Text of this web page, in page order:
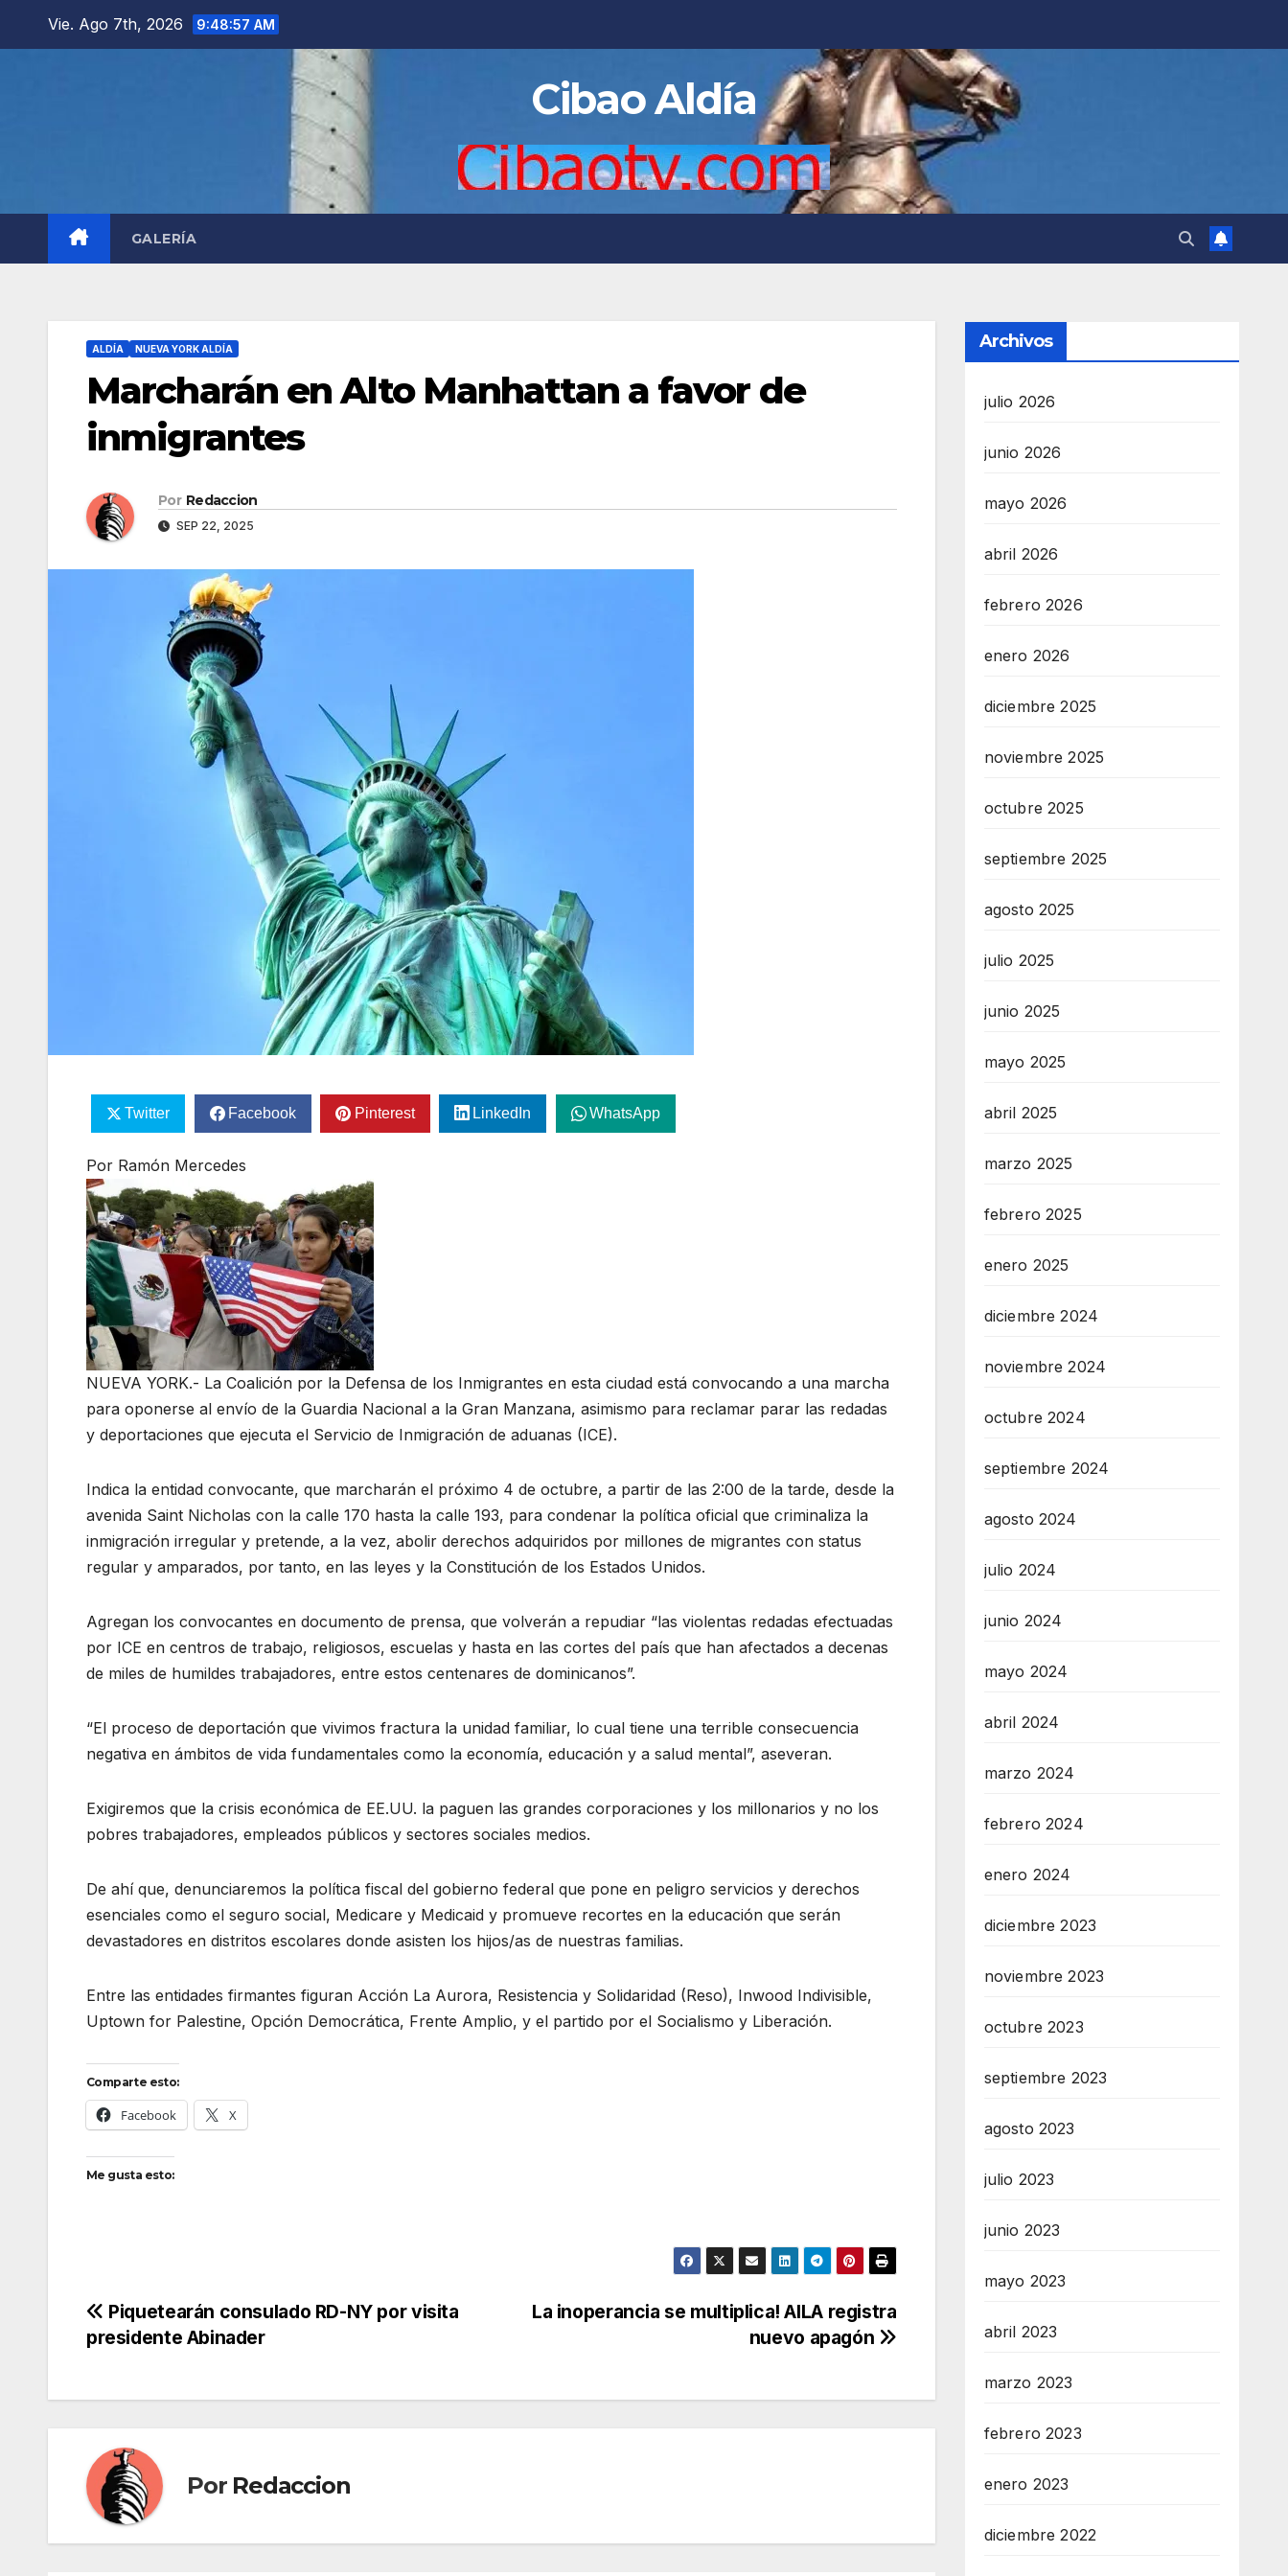
Vie. Ago 7th, 2026 9:48:58 AM
Cibao Aldía
GALERÍA
ALDÍA NUEVA YORK ALDÍA
Marcharán en Alto Manhattan a favor de
inmigrantes
Por Redaccion
SEP 22, 2025
Twitter Facebook Pinterest LinkedIn WhatsApp
Por Ramón Mercedes
NUEVA YORK.- La Coalición por la Defensa de los Inmigrantes en esta ciudad está convocando a una marcha
para oponerse al envío de la Guardia Nacional a la Gran Manzana, asimismo para reclamar parar las redadas
y deportaciones que ejecuta el Servicio de Inmigración de aduanas (ICE).
Indica la entidad convocante, que marcharán el próximo 4 de octubre, a partir de las 2:00 de la tarde, desde la
avenida Saint Nicholas con la calle 170 hasta la calle 193, para condenar la política oficial que criminaliza la
inmigración irregular y pretende, a la vez, abolir derechos adquiridos por millones de migrantes con status
regular y amparados, por tanto, en las leyes y la Constitución de los Estados Unidos.
Agregan los convocantes en documento de prensa, que volverán a repudiar “las violentas redadas efectuadas
por ICE en centros de trabajo, religiosos, escuelas y hasta en las cortes del país que han afectados a decenas
de miles de humildes trabajadores, entre estos centenares de dominicanos”.
“El proceso de deportación que vivimos fractura la unidad familiar, lo cual tiene una terrible consecuencia
negativa en ámbitos de vida fundamentales como la economía, educación y a salud mental”, aseveran.
Exigiremos que la crisis económica de EE.UU. la paguen las grandes corporaciones y los millonarios y no los
pobres trabajadores, empleados públicos y sectores sociales medios.
De ahí que, denunciaremos la política fiscal del gobierno federal que pone en peligro servicios y derechos
esenciales como el seguro social, Medicare y Medicaid y promueve recortes en la educación que serán
devastadores en distritos escolares donde asisten los hijos/as de nuestras familias.
Entre las entidades firmantes figuran Acción La Aurora, Resistencia y Solidaridad (Reso), Inwood Indivisible,
Uptown for Palestine, Opción Democrática, Frente Amplio, y el partido por el Socialismo y Liberación.
Comparte esto:
Facebook X
Me gusta esto:
Navegación
de
entradas
La inoperancia se multiplica! AILA registra
nuevo apagón
Piquetearán consulado RD-NY por visita
presidente Abinader
Por Redaccion
Archivos
julio 2026
junio 2026
mayo 2026
abril 2026
febrero 2026
enero 2026
diciembre 2025
noviembre 2025
octubre 2025
septiembre 2025
agosto 2025
julio 2025
junio 2025
mayo 2025
abril 2025
marzo 2025
febrero 2025
enero 2025
diciembre 2024
noviembre 2024
octubre 2024
septiembre 2024
agosto 2024
julio 2024
junio 2024
mayo 2024
abril 2024
marzo 2024
febrero 2024
enero 2024
diciembre 2023
noviembre 2023
octubre 2023
septiembre 2023
agosto 2023
julio 2023
junio 2023
mayo 2023
abril 2023
marzo 2023
febrero 2023
enero 2023
diciembre 2022